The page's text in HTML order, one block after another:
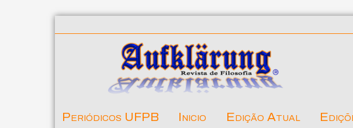
Periódicos UFPB Inicio Edição Atual